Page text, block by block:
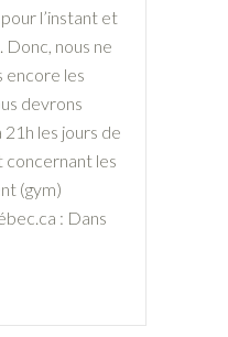
l’instant et
Donc, nous ne
encore les
devrons
les jours de
concernant les
(gym)
: Dans